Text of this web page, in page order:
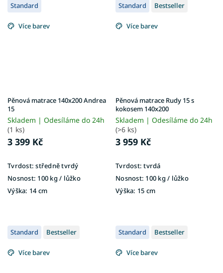
Standard
Více barev
Pěnová matrace 140x200 Andrea
15
Skladem | Odesíláme do 24h
(1 ks)
3 399 Kč
Tvrdost: středně tvrdý
Nosnost: 100 kg ​​​​​/ lůžko
Výška: 14 cm
Standard Bestseller
Více barev
Pěnová matrace Rudy 15 s
kokosem 140x200
Skladem | Odesíláme do 24h
(>6 ks)
3 959 Kč
Tvrdost: tvrdá
Nosnost: 100 kg​​​​​ / lůžko
Výška: 15 cm
Standard Bestseller
Více barev
Standard Bestseller
Více barev